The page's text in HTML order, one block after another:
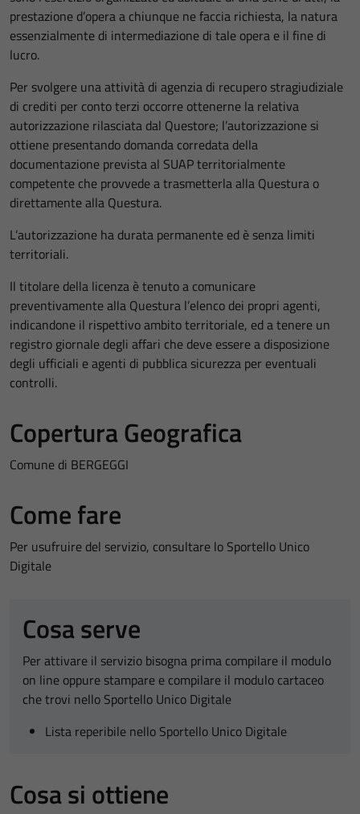
prestazione d’opera a chiunque ne faccia richiesta, la natura
essenzialmente di intermediazione di tale opera e il fine di
lucro.
Per svolgere una attività di agenzia di recupero stragiudiziale
di crediti per conto terzi occorre ottenerne la relativa
autorizzazione rilasciata dal Questore; l’autorizzazione si
ottiene presentando domanda corredata della
documentazione prevista al SUAP territorialmente
competente che provvede a trasmetterla alla Questura o
direttamente alla Questura.
L’autorizzazione ha durata permanente ed è senza limiti
territoriali.
Il titolare della licenza è tenuto a comunicare
preventivamente alla Questura l’elenco dei propri agenti,
indicandone il rispettivo ambito territoriale, ed a tenere un
registro giornale degli affari che deve essere a disposizione
degli ufficiali e agenti di pubblica sicurezza per eventuali
controlli.
Copertura Geografica
Comune di BERGEGGI
Come fare
Per usufruire del servizio, consultare lo Sportello Unico
Digitale
Cosa serve
Per attivare il servizio bisogna prima compilare il modulo
on line oppure stampare e compilare il modulo cartaceo
che trovi nello Sportello Unico Digitale
Lista reperibile nello Sportello Unico Digitale
Cosa si ottiene